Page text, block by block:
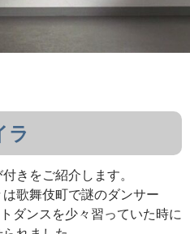
ラ
きをご紹介します。
歌舞伎町で謎のダンサー
ダンスを少々習っていた時に